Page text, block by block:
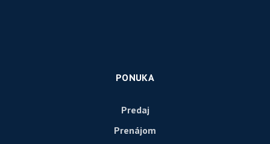
PONUKA
Predaj
Prenájom